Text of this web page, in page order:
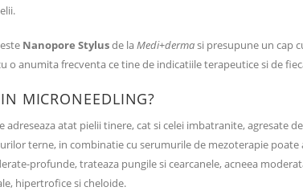
Nanopore Stylusde laMedi+dermasi presupune un cap
o anumita frecventa ce tine de indicatiile terapeutice si de
MICRONEEDLING?
atat pielii tinere, cat si celei imbatranite, agresate
terne, in combinatie cu serumurile de mezoterapie
profunde, trateaza pungile si cearcanele, acneea
hipertrofice si cheloide.